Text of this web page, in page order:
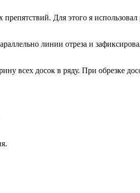
препятствий. Для этого я
линии отреза и
всех досок в ряду. При обрезке